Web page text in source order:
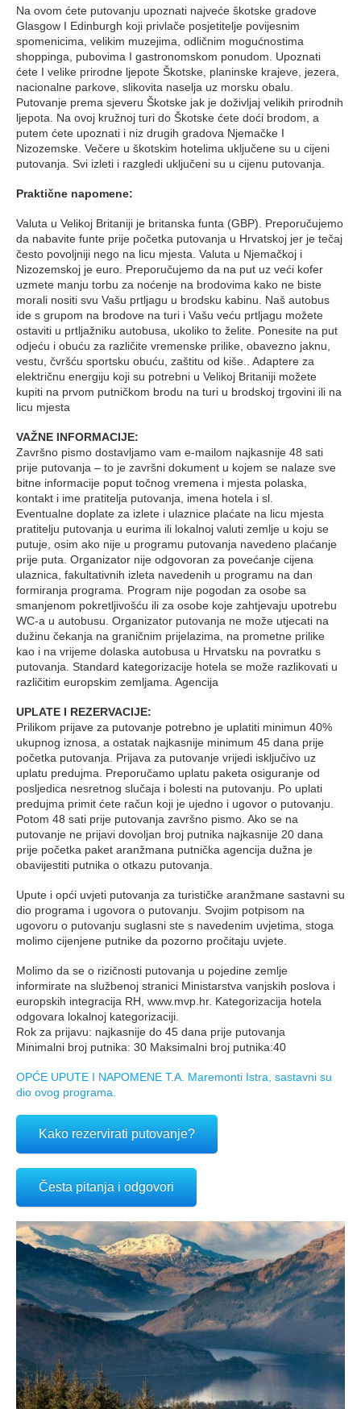
Na ovom ćete putovanju upoznati najveće škotske gradove
Glasgow I Edinburgh koji privlače posjetitelje povijesnim
spomenicima, velikim muzejima, odličnim mogućnostima
shoppinga, pubovima I gastronomskom ponudom. Upoznati
ćete I velike prirodne ljepote Škotske, planinske krajeve, jezera,
nacionalne parkove, slikovita naselja uz morsku obalu.
Putovanje prema sjeveru Škotske jak je doživljaj velikih prirodnih
ljepota. Na ovoj kružnoj turi do Škotske ćete doći brodom, a
putem ćete upoznati i niz drugih gradova Njemačke I
Nizozemske. Večere u škotskim hotelima uključene su u cijeni
putovanja. Svi izleti i razgledi uključeni su u cijenu putovanja.
Praktične napomene:
Valuta u Velikoj Britaniji je britanska funta (GBP). Preporučujemo
da nabavite funte prije početka putovanja u Hrvatskoj jer je tečaj
često povoljniji nego na licu mjesta. Valuta u Njemačkoj i
Nizozemskoj je euro. Preporučujemo da na put uz veći kofer
uzmete manju torbu za noćenje na brodovima kako ne biste
morali nositi svu Vašu prtljagu u brodsku kabinu. Naš autobus
ide s grupom na brodove na turi i Vašu veću prtljagu možete
ostaviti u prtljažniku autobusa, ukoliko to želite. Ponesite na put
odjeću i obuću za različite vremenske prilike, obavezno jaknu,
vestu, čvršću sportsku obuću, zaštitu od kiše.. Adaptere za
električnu energiju koji su potrebni u Velikoj Britaniji možete
kupiti na prvom putničkom brodu na turi u brodskoj trgovini ili na
licu mjesta
VAŽNE INFORMACIJE:
Završno pismo dostavljamo vam e-mailom najkasnije 48 sati
prije putovanja – to je završni dokument u kojem se nalaze sve
bitne informacije poput točnog vremena i mjesta polaska,
kontakt i ime pratitelja putovanja, imena hotela i sl.
Eventualne doplate za izlete i ulaznice plaćate na licu mjesta
pratitelju putovanja u eurima ili lokalnoj valuti zemlje u koju se
putuje, osim ako nije u programu putovanja navedeno plaćanje
prije puta. Organizator nije odgovoran za povećanje cijena
ulaznica, fakultativnih izleta navedenih u programu na dan
formiranja programa. Program nije pogodan za osobe sa
smanjenom pokretljivošću ili za osobe koje zahtjevaju upotrebu
WC-a u autobusu. Organizator putovanja ne može utjecati na
dužinu čekanja na graničnim prijelazima, na prometne prilike
kao i na vrijeme dolaska autobusa u Hrvatsku na povratku s
putovanja. Standard kategorizacije hotela se može razlikovati u
različitim europskim zemljama. Agencija
UPLATE I REZERVACIJE:
Prilikom prijave za putovanje potrebno je uplatiti minimun 40%
ukupnog iznosa, a ostatak najkasnije minimum 45 dana prije
početka putovanja. Prijava za putovanje vrijedi isključivo uz
uplatu predujma. Preporučamo uplatu paketa osiguranje od
posljedica nesretnog slučaja i bolesti na putovanju. Po uplati
predujma primit ćete račun koji je ujedno i ugovor o putovanju.
Potom 48 sati prije putovanja završno pismo. Ako se na
putovanje ne prijavi dovoljan broj putnika najkasnije 20 dana
prije početka paket aranžmana putnička agencija dužna je
obavijestiti putnika o otkazu putovanja.
Upute i opći uvjeti putovanja za turističke aranžmane sastavni su
dio programa i ugovora o putovanju. Svojim potpisom na
ugovoru o putovanju suglasni ste s navedenim uvjetima, stoga
molimo cijenjene putnike da pozorno pročitaju uvjete.
Molimo da se o rizičnosti putovanja u pojedine zemlje
informirate na službenoj stranici Ministarstva vanjskih poslova i
europskih integracija RH, www.mvp.hr. Kategorizacija hotela
odgovara lokalnoj kategorizaciji.
Rok za prijavu: najkasnije do 45 dana prije putovanja
Minimalni broj putnika: 30 Maksimalni broj putnika:40
OPĆE UPUTE I NAPOMENE T.A. Maremonti Istra, sastavni su
dio ovog programa.
Kako rezervirati putovanje?
Česta pitanja i odgovori